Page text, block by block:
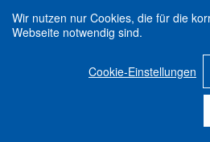
Wir nutzen nur Cookies, die für die
Webseite notwendig sind.
Cookie-Einstellungen